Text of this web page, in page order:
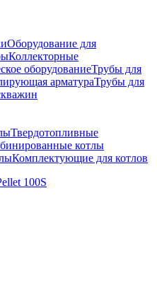
Оборудование для
Коллекторные
оборудованиеТрубы для
арматураТрубы для
Твердотопливные
котлы
Комплектующие для котлов